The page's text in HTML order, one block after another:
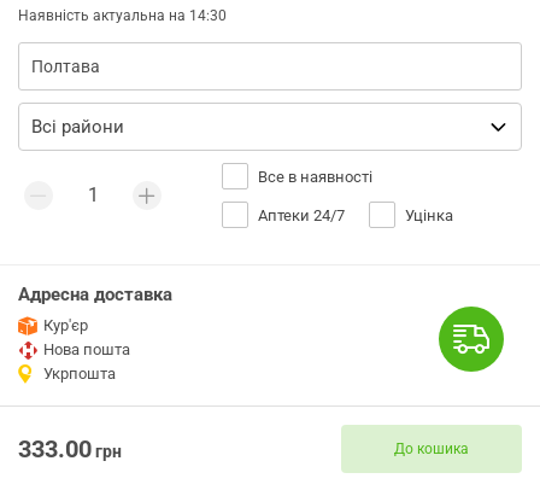
Наявність актуальна на 14:30
Все в наявності
Аптеки 24/7 Уцінка
Адресна доставка
Кур'єр
Нова пошта
Укрпошта
333.00грн До кошика